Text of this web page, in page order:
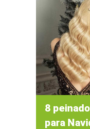
8
para